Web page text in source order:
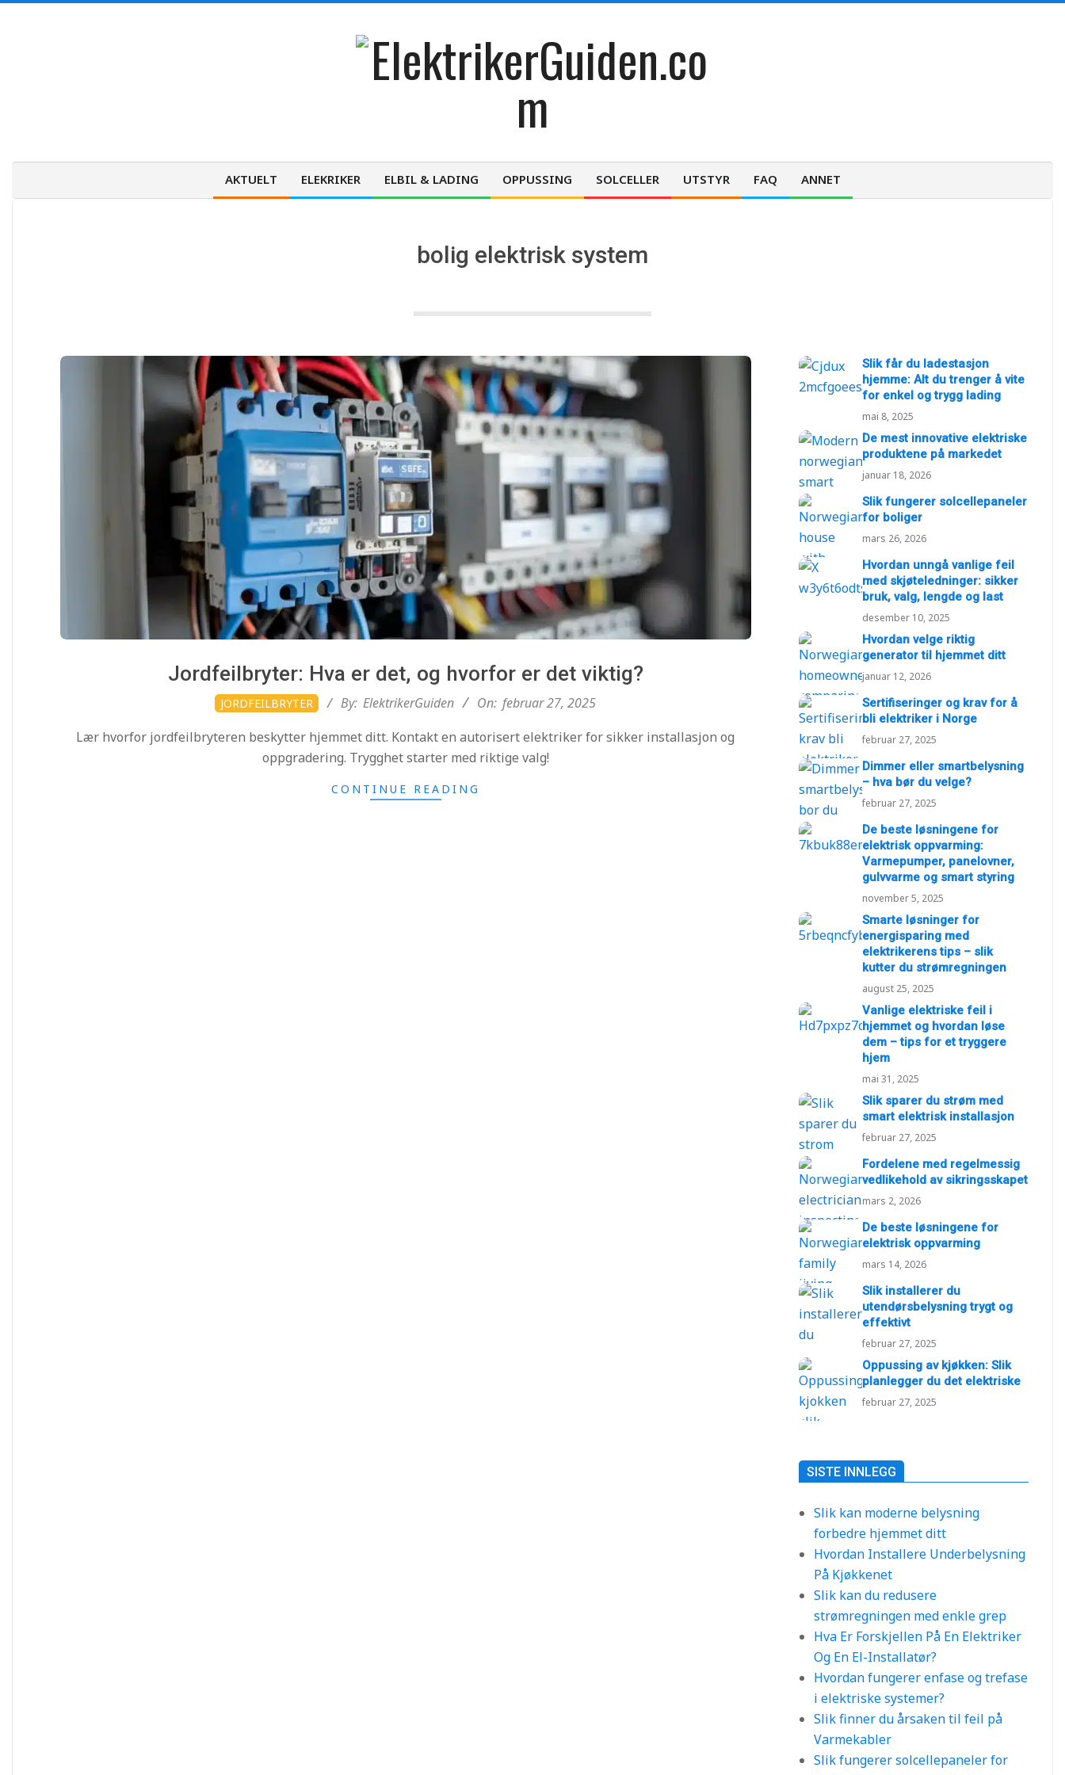
E
l
t
r
i
k
e
r
G
u
i
d
e
Primary
AKTUELT ELEKRIKER ELBIL & LADING OPPUSSING SOLCELLER UTSTYR FAQ ANNET
bolig elektrisk system
Jordfeilbryter: Hva er det, og hvorfor er det viktig?
JORDFEILBRYTER By: ElektrikerGuiden On: februar 27, 2025
Lær hvorfor jordfeilbryteren beskytter hjemmet ditt. Kontakt en autorisert elektriker for sikker installasjon og
oppgradering. Trygghet starter med riktige valg!
CONTINUE READING
Slik får du ladestasjon
hjemme: Alt du trenger å vite
for enkel og trygg lading
mai 8, 2025
De mest innovative elektriske
produktene på markedet
januar 18, 2026
Slik fungerer solcellepaneler
for boliger
mars 26, 2026
Hvordan unngå vanlige feil
med skjøteledninger: sikker
bruk, valg, lengde og last
desember 10, 2025
Hvordan velge riktig
generator til hjemmet ditt
januar 12, 2026
Sertifiseringer og krav for å
bli elektriker i Norge
februar 27, 2025
Dimmer eller smartbelysning
– hva bør du velge?
februar 27, 2025
De beste løsningene for
elektrisk oppvarming:
Varmepumper, panelovner,
gulvvarme og smart styring
november 5, 2025
Smarte løsninger for
energisparing med
elektrikerens tips – slik
kutter du strømregningen
august 25, 2025
Vanlige elektriske feil i
hjemmet og hvordan løse
dem – tips for et tryggere
hjem
mai 31, 2025
Slik sparer du strøm med
smart elektrisk installasjon
februar 27, 2025
Fordelene med regelmessig
vedlikehold av sikringsskapet
mars 2, 2026
De beste løsningene for
elektrisk oppvarming
mars 14, 2026
Slik installerer du
utendørsbelysning trygt og
effektivt
februar 27, 2025
Oppussing av kjøkken: Slik
planlegger du det elektriske
februar 27, 2025
SISTE INNLEGG
Slik kan moderne belysning
forbedre hjemmet ditt
Hvordan Installere Underbelysning
På Kjøkkenet
Slik kan du redusere
strømregningen med enkle grep
Hva Er Forskjellen På En Elektriker
Og En El-Installatør?
Hvordan fungerer enfase og trefase
i elektriske systemer?
Slik finner du årsaken til feil på
Varmekabler
Slik fungerer solcellepaneler for